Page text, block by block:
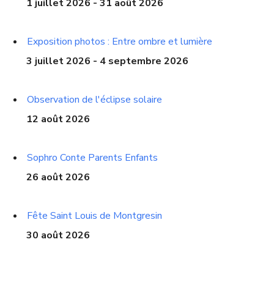
1 juillet 2026 - 31 août 2026
Exposition photos : Entre ombre et lumière
3 juillet 2026 - 4 septembre 2026
Observation de l'éclipse solaire
12 août 2026
Sophro Conte Parents Enfants
26 août 2026
Fête Saint Louis de Montgresin
30 août 2026